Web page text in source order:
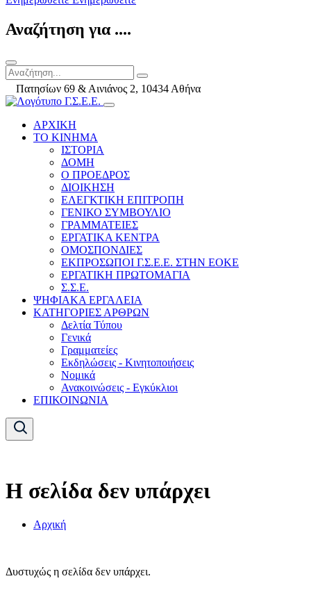
Αναζήτηση για ....
Πατησίων 69 & Αινιάνος 2, 10434 Αθήνα
ΑΡΧΙΚΗ
ΤΟ ΚΙΝΗΜΑ
ΙΣΤΟΡΙΑ
ΔΟΜΗ
Ο ΠΡΟΕΔΡΟΣ
ΔΙΟΙΚΗΣΗ
ΕΛΕΓΚΤΙΚΗ ΕΠΙΤΡΟΠΗ
ΓΕΝΙΚΟ ΣΥΜΒΟΥΛΙΟ
ΓΡΑΜΜΑΤΕΙΕΣ
ΕΡΓΑΤΙΚΑ ΚΕΝΤΡΑ
ΟΜΟΣΠΟΝΔΙΕΣ
ΕΚΠΡΟΣΩΠΟΙ Γ.Σ.Ε.Ε. ΣΤΗΝ ΕΟΚΕ
ΕΡΓΑΤΙΚΗ ΠΡΩΤΟΜΑΓΙΑ
Σ.Σ.Ε.
ΨΗΦΙΑΚΑ ΕΡΓΑΛΕΙΑ
ΚΑΤΗΓΟΡΙΕΣ ΑΡΘΡΩΝ
Δελτία Τύπου
Γενικά
Γραμματείες
Εκδηλώσεις - Κινητοποιήσεις
Νομικά
Ανακοινώσεις - Εγκύκλιοι
ΕΠΙΚΟΙΝΩΝΙΑ
Η σελίδα δεν υπάρχει
Αρχική
Δυστυχώς η σελίδα δεν υπάρχει.